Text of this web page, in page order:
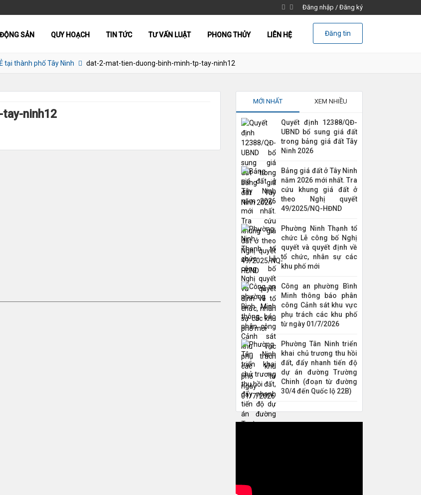
Đăng nhập / Đăng ký
SẢN QUY HOẠCH TIN TỨC TƯ VẤN LUẬT PHONG THỦY LIÊN HỆ Đăng tin
tại thành phố Tây Ninh dat-2-mat-tien-duong-binh-minh-tp-tay-ninh12
ninh12
MỚI NHẤT XEM NHIỀU
Quyết định 12388/QĐ-
UBND bổ sung giá đất
trong bảng giá đất Tây
Ninh 2026
Bảng giá đất ở Tây Ninh
năm 2026 mới nhất. Tra
cứu khung giá đất ở
theo Nghị quyết
49/2025/NQ-HĐND
Phường Ninh Thạnh tổ
chức Lễ công bố Nghị
quyết và quyết định về
tổ chức, nhân sự các
khu phố mới
Công an phường Bình
Minh thông báo phân
công Cảnh sát khu vực
phụ trách các khu phố
từ ngày 01/7/2026
Phường Tân Ninh triển
khai chủ trương thu hồi
đất, đẩy nhanh tiến độ
dự án đường Trường
Chinh (đoạn từ đường
30/4 đến Quốc lộ 22B)